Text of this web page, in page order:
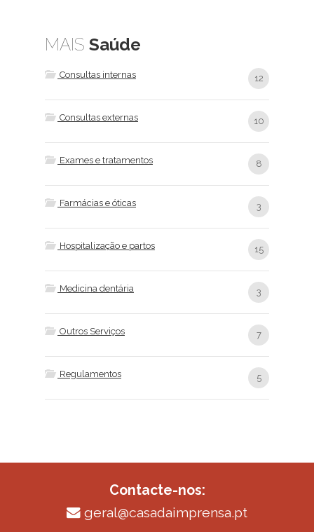
MAIS Saúde
Consultas internas 12
Consultas externas 10
Exames e tratamentos 8
Farmácias e óticas 3
Hospitalização e partos 15
Medicina dentária 3
Outros Serviços 7
Regulamentos 5
Contacte-nos:
geral@casadaimprensa.pt